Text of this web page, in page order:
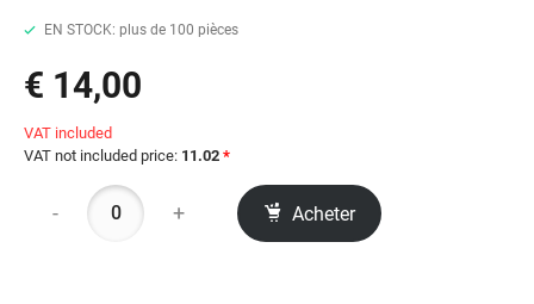
EN STOCK: plus de 100 pièces
€ 14,00
VAT included
VAT not included price: 11.02 *
- + Acheter